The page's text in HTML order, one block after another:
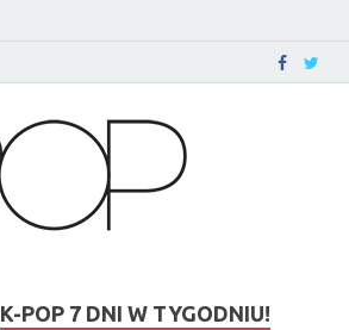
K-POP 7 DNI W TYGODNIU!